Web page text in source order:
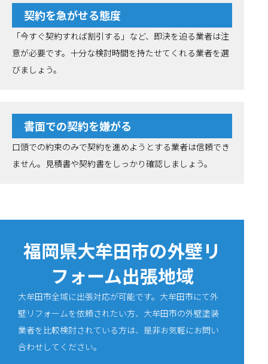
契約を急がせる態度
「今すぐ契約すれば割引する」など、即決を迫る業者は注
意が必要です。十分な検討時間を持たせてくれる業者を選
びましょう。
書面での契約を嫌がる
口頭での約束のみで契約を進めようとする業者は信頼でき
ません。見積書や契約書をしっかり確認しましょう。
福岡県大牟田市の外壁リ
フォーム出張地域
大牟田市全域に出張対応が可能です。大牟田市にて外
壁リフォームを依頼されたい方、大牟田市の外壁塗装
業者を比較検討されている方は、是非お気軽にお問い
合わせしてください。